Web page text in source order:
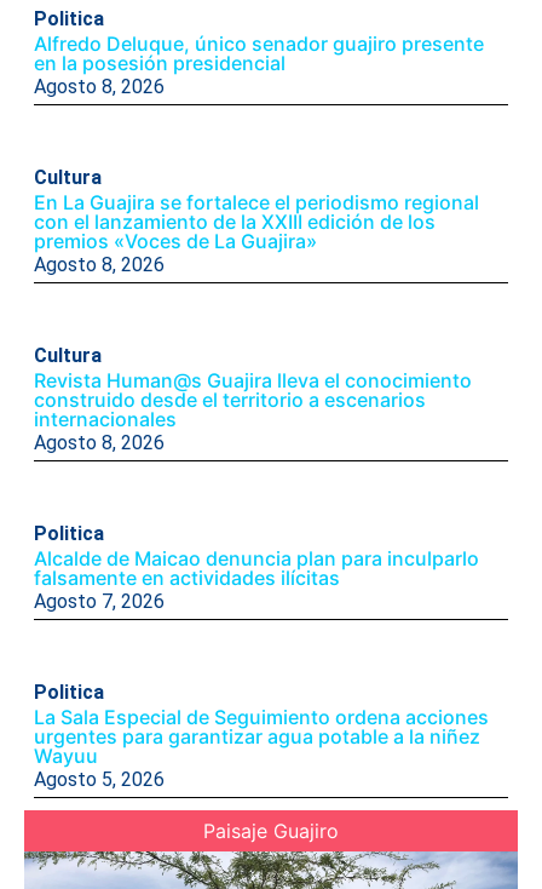
Politica
Alfredo Deluque, único senador guajiro presente
en la posesión presidencial
Agosto 8, 2026
Cultura
En La Guajira se fortalece el periodismo regional
con el lanzamiento de la XXIII edición de los
premios «Voces de La Guajira»
Agosto 8, 2026
Cultura
Revista Human@s Guajira lleva el conocimiento
construido desde el territorio a escenarios
internacionales
Agosto 8, 2026
Politica
Alcalde de Maicao denuncia plan para inculparlo
falsamente en actividades ilícitas
Agosto 7, 2026
Politica
La Sala Especial de Seguimiento ordena acciones
urgentes para garantizar agua potable a la niñez
Wayuu
Agosto 5, 2026
Paisaje Guajiro